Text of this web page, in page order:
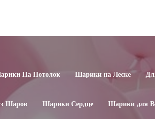
На Потолок Шарики на Леске
Шаров Шарики Сердце Шарики для